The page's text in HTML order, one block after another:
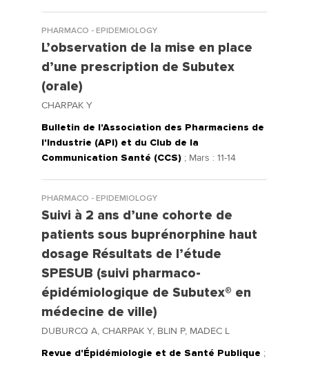
PHARMACO - EPIDEMIOLOGY
L’observation de la mise en place
d’une prescription de Subutex
(orale)
CHARPAK Y
Bulletin de l'Association des Pharmaciens de
l'Industrie (API) et du Club de la
Communication Santé (CCS) ; Mars : 11-14
PHARMACO - EPIDEMIOLOGY
Suivi à 2 ans d’une cohorte de
patients sous buprénorphine haut
dosage Résultats de l’étude
SPESUB (suivi pharmaco-
épidémiologique de Subutex® en
médecine de ville)
DUBURCQ A, CHARPAK Y, BLIN P, MADEC L
Revue d'Épidémiologie et de Santé Publique ;